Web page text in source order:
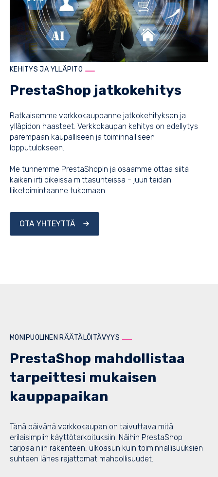
KEHITYS JA YLLÄPITO
PrestaShop jatkokehitys
Ratkaisemme verkkokauppanne jatkokehityksen ja
ylläpidon haasteet. Verkkokaupan kehitys on edellytys
parempaan kaupalliseen ja toiminnalliseen
lopputulokseen.
Me tunnemme PrestaShopin ja osaamme ottaa siitä
kaiken irti oikeissa mittasuhteissa - juuri teidän
liiketoimintaanne tukemaan.
OTA YHTEYTTÄ
MONIPUOLINEN RÄÄTÄLÖITÄVYYS
PrestaShop mahdollistaa
tarpeittesi mukaisen
kauppapaikan
Tänä päivänä verkkokaupan on taivuttava mitä
erilaisimpiin käyttötarkoituksiin. Näihin PrestaShop
tarjoaa niin rakenteen, ulkoasun kuin toiminnallisuuksien
suhteen lähes rajattomat mahdollisuudet.